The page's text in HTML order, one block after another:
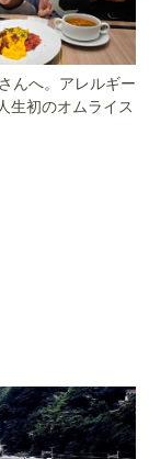
生初のオムライス